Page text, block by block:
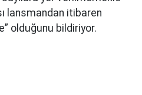
lansmandan itibaren
olduğunu bildiriyor.